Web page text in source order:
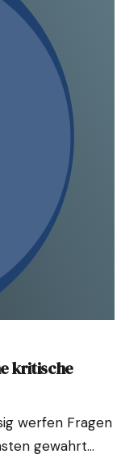
kritische
werfen Fragen
gewahrt